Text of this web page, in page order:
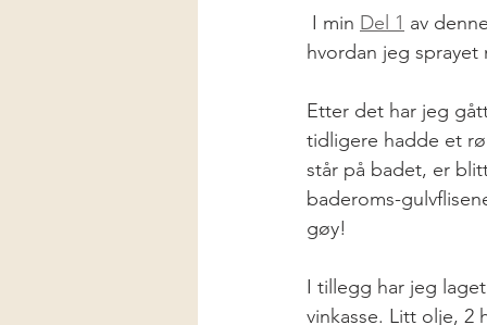
I min Del 1 av
hvordan jeg
Etter det har jeg
tidligere hadde et
står på badet, er
baderoms-
gøy!
I tillegg har jeg
vinkasse. Litt olje, 2